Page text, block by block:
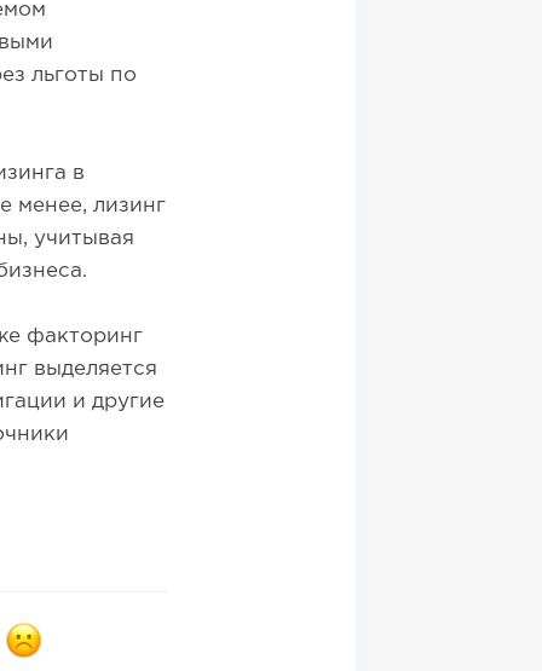
льготы по
в
менее, лизинг
учитывая
факторинг
выделяется
и другие